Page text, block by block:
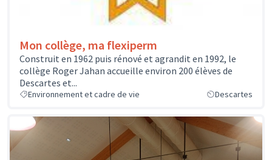
Mon collège, ma flexiperm
Construit en 1962 puis rénové et agrandit en 1992, le
collège Roger Jahan accueille environ 200 élèves de
Descartes et...
Environnement et cadre de vie Descartes